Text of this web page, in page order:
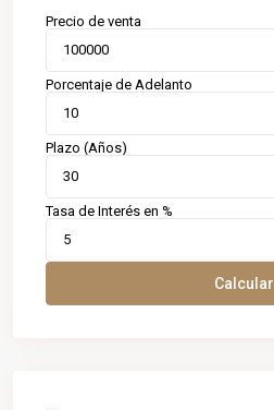
Precio de venta
Porcentaje de Adelanto
Plazo (Años)
Tasa de Interés en %
Calcular